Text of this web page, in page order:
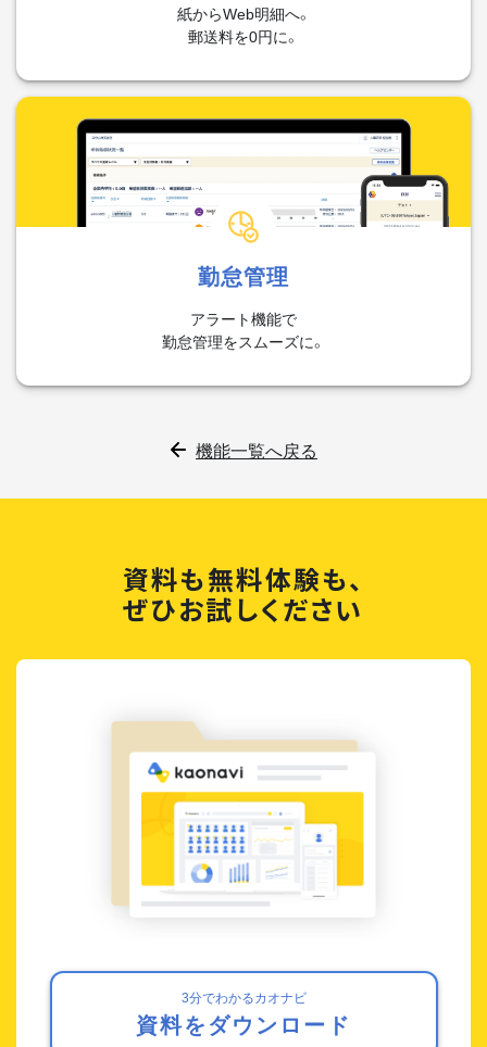
紙からWeb明細へ。
郵送料を0円に。
勤怠管理
アラート機能で
勤怠管理をスムーズに。
機能一覧へ戻る
資料も無料体験も、
ぜひお試しください
3分でわかるカオナビ
資料をダウンロード